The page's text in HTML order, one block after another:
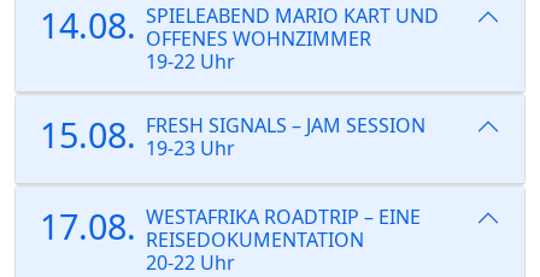
14.08. SPIELEABEND MARIO KART UND
OFFENES WOHNZIMMER
19-22 Uhr
15.08. FRESH SIGNALS – JAM SESSION
19-23 Uhr
17.08. WESTAFRIKA ROADTRIP – EINE
REISEDOKUMENTATION
20-22 Uhr